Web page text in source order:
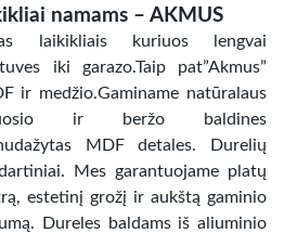
namams – AKMUS
laikikliais kuriuos lengvai
iki garazo.Taip pat”Akmus”
ir medžio.Gaminame natūralaus
ir beržo baldines
MDF detales. Durelių
Mes garantuojame platų
estetinį grožį ir aukštą gaminio
Dureles baldams iš aliuminio